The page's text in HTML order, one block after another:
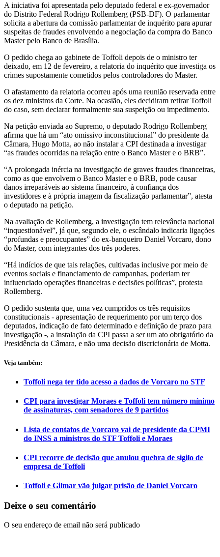
A iniciativa foi apresentada pelo deputado federal e ex-governador
do Distrito Federal Rodrigo Rollemberg (PSB-DF). O parlamentar
solicita a abertura da comissão parlamentar de inquérito para apurar
suspeitas de fraudes envolvendo a negociação da compra do Banco
Master pelo Banco de Brasília.
O pedido chega ao gabinete de Toffoli depois de o ministro ter
deixado, em 12 de fevereiro, a relatoria do inquérito que investiga os
crimes supostamente cometidos pelos controladores do Master.
O afastamento da relatoria ocorreu após uma reunião reservada entre
os dez ministros da Corte. Na ocasião, eles decidiram retirar Toffoli
do caso, sem declarar formalmente sua suspeição ou impedimento.
Na petição enviada ao Supremo, o deputado Rodrigo Rollemberg
afirma que há um “ato omissivo inconstitucional” do presidente da
Câmara, Hugo Motta, ao não instalar a CPI destinada a investigar
“as fraudes ocorridas na relação entre o Banco Master e o BRB”.
“A prolongada inércia na investigação de graves fraudes financeiras,
como as que envolvem o Banco Master e o BRB, pode causar
danos irreparáveis ao sistema financeiro, à confiança dos
investidores e à própria imagem da fiscalização parlamentar”, atesta
o deputado na petição.
Na avaliação de Rollemberg, a investigação tem relevância nacional
“inquestionável”, já que, segundo ele, o escândalo indicaria ligações
“profundas e preocupantes” do ex-banqueiro Daniel Vorcaro, dono
do Master, com integrantes dos três poderes.
“Há indícios de que tais relações, cultivadas inclusive por meio de
eventos sociais e financiamento de campanhas, poderiam ter
influenciado operações financeiras e decisões políticas”, protesta
Rollemberg.
O pedido sustenta que, uma vez cumpridos os três requisitos
constitucionais - apresentação de requerimento por um terço dos
deputados, indicação de fato determinado e definição de prazo para
investigação -, a instalação da CPI passa a ser um ato obrigatório da
Presidência da Câmara, e não uma decisão discricionária de Motta.
Veja também:
Toffoli nega ter tido acesso a dados de Vorcaro no STF
CPI para investigar Moraes e Toffoli tem número mínimo
de assinaturas, com senadores de 9 partidos
Lista de contatos de Vorcaro vai de presidente da CPMI
do INSS a ministros do STF Toffoli e Moraes
CPI recorre de decisão que anulou quebra de sigilo de
empresa de Toffoli
Toffoli e Gilmar vão julgar prisão de Daniel Vorcaro
Deixe o seu comentário
O seu endereço de email não será publicado